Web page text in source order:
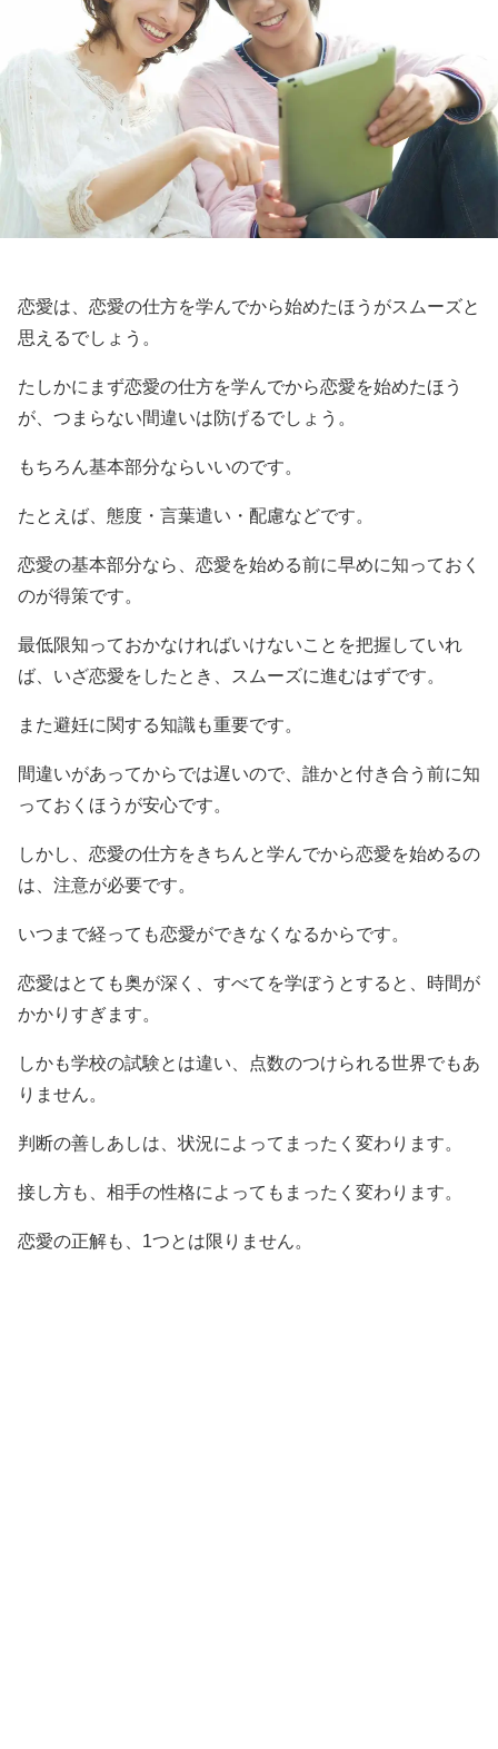
恋愛は、恋愛の仕方を学んでから始めたほうがスムーズと
思えるでしょう。
たしかにまず恋愛の仕方を学んでから恋愛を始めたほう
が、つまらない間違いは防げるでしょう。
もちろん基本部分ならいいのです。
たとえば、態度・言葉遣い・配慮などです。
恋愛の基本部分なら、恋愛を始める前に早めに知っておく
のが得策です。
最低限知っておかなければいけないことを把握していれ
ば、いざ恋愛をしたとき、スムーズに進むはずです。
また避妊に関する知識も重要です。
間違いがあってからでは遅いので、誰かと付き合う前に知
っておくほうが安心です。
しかし、恋愛の仕方をきちんと学んでから恋愛を始めるの
は、注意が必要です。
いつまで経っても恋愛ができなくなるからです。
恋愛はとても奥が深く、すべてを学ぼうとすると、時間が
かかりすぎます。
しかも学校の試験とは違い、点数のつけられる世界でもあ
りません。
判断の善しあしは、状況によってまったく変わります。
接し方も、相手の性格によってもまったく変わります。
恋愛の正解も、1つとは限りません。